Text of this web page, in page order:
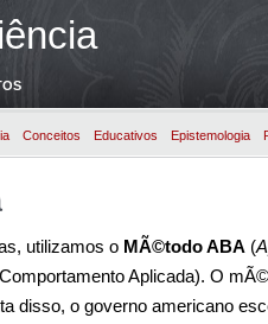
Conceitos Educativos Epistemologia
utilizamos o MÃ©todo ABA (
Aplicada). O
disso, o governo americano